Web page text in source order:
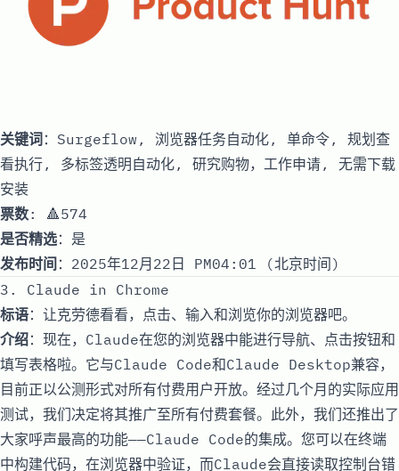
关键词 ：Surgeflow, 浏览器任务自动化, 单命令, 规划查
看执行, 多标签透明自动化, 研究购物，工作申请, 无需下载
安装
票数: 🔺574
是否精选：是
发布时间 ：2025年12月22日 PM04:01 (北京时间)
3. Claude in Chrome
标语：让克劳德看看，点击、输入和浏览你的浏览器吧。
介绍：现在，Claude在您的浏览器中能进行导航、点击按钮和
填写表格啦。它与Claude Code和Claude Desktop兼容，
目前正以公测形式对所有付费用户开放。经过几个月的实际应用
测试，我们决定将其推广至所有付费套餐。此外，我们还推出了
大家呼声最高的功能——Claude Code的集成。您可以在终端
中构建代码，在浏览器中验证，而Claude会直接读取控制台错